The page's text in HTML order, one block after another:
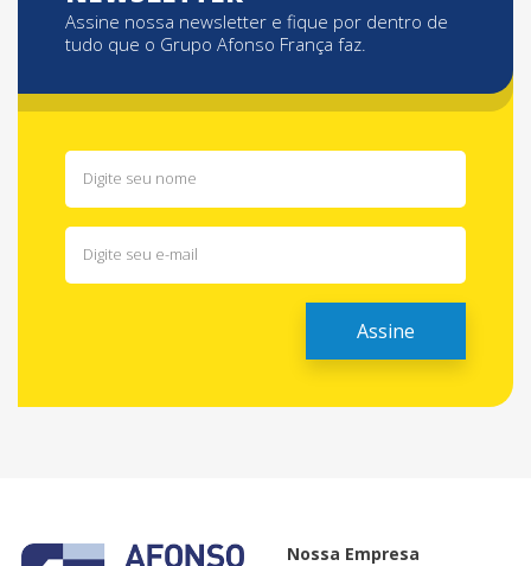
Assine nossa newsletter e fique por dentro de
tudo que o Grupo Afonso França faz.
Nossa Empresa